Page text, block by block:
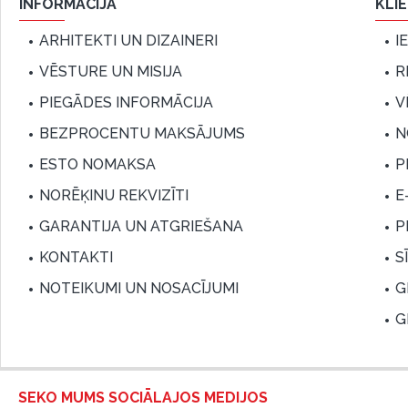
INFORMĀCIJA
ARHITEKTI UN DIZAINERI
VĒSTURE UN MISIJA
PIEGĀDES INFORMĀCIJA
BEZPROCENTU MAKSĀJUMS
ESTO NOMAKSA
NORĒĶINU REKVIZĪTI
GARANTIJA UN ATGRIEŠANA
KONTAKTI
NOTEIKUMI UN NOSACĪJUMI
SEKO MUMS SOCIĀLAJOS MEDIJOS